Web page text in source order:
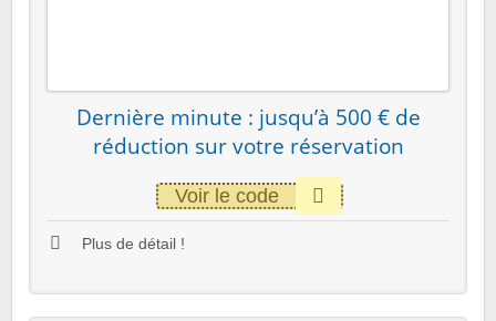
Dernière minute : jusqu’à 500 € de
réduction sur votre réservation
Voir le code
Plus de détail !